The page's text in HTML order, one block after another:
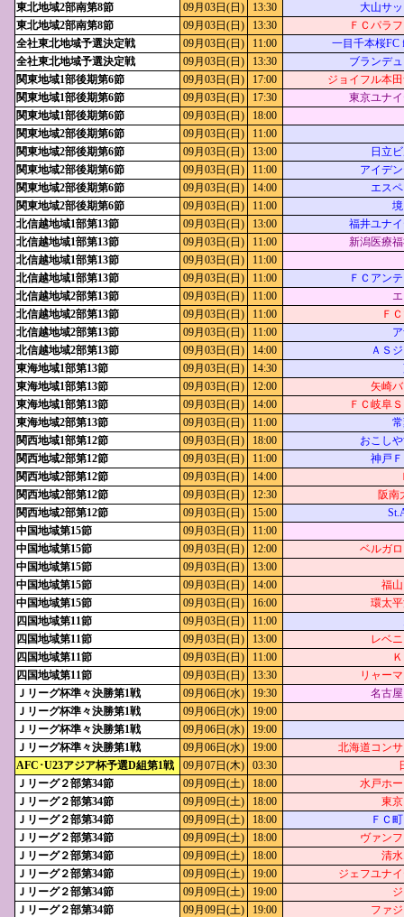
東北地域2部南第8節
09月03日(日) 13:30
大山サ
東北地域2部南第8節
09月03日(日) 13:30
ＦＣパラ
全社東北地域予選決定戦
09月03日(日) 11:00
一目千本桜FC
全社東北地域予選決定戦
09月03日(日) 13:30
ブランデ
関東地域1部後期第6節
09月03日(日) 17:00
ジョイフル本
関東地域1部後期第6節
09月03日(日) 17:30
東京ユナ
関東地域1部後期第6節
09月03日(日)
18:00
関東地域2部後期第6節
09月03日(日)
11:00
関東地域2部後期第6節
09月03日(日) 13:00
日立
関東地域2部後期第6節
09月03日(日) 11:00
アイデ
関東地域2部後期第6節
09月03日(日) 14:00
エス
関東地域2部後期第6節
09月03日(日) 11:00
北信越地域1部第13節
09月03日(日) 13:00
福井ユナ
北信越地域1部第13節
09月03日(日) 11:00
新潟医療
北信越地域1部第13節
09月03日(日)
11:00
北信越地域1部第13節
09月03日(日) 11:00
ＦＣアン
北信越地域2部第13節
09月03日(日) 11:00
北信越地域2部第13節
09月03日(日) 11:00
Ｆ
北信越地域2部第13節
09月03日(日) 11:00
北信越地域2部第13節
09月03日(日) 14:00
ＡＳ
東海地域1部第13節
09月03日(日) 14:30
東海地域1部第13節
09月03日(日) 12:00
矢崎
東海地域1部第13節
09月03日(日) 14:00
ＦＣ岐阜
東海地域2部第13節
09月03日(日) 11:00
関西地域1部第12節
09月03日(日) 18:00
おこし
関西地域2部第12節
09月03日(日) 11:00
神戸
関西地域2部第12節
09月03日(日) 14:00
関西地域2部第12節
09月03日(日) 12:30
阪南
関西地域2部第12節
09月03日(日) 15:00
中国地域第15節
09月03日(日) 11:00
中国地域第15節
09月03日(日) 12:00
ベルガ
中国地域第15節
09月03日(日) 13:00
中国地域第15節
09月03日(日) 14:00
福
中国地域第15節
09月03日(日) 16:00
環太
四国地域第11節
09月03日(日) 11:00
四国地域第11節
09月03日(日) 13:00
レベ
四国地域第11節
09月03日(日) 11:00
四国地域第11節
09月03日(日) 13:30
リャー
Ｊリーグ杯準々決勝第1戦
09月06日(水) 19:30
名古
Ｊリーグ杯準々決勝第1戦
09月06日(水)
19:00
Ｊリーグ杯準々決勝第1戦
09月06日(水) 19:00
Ｊリーグ杯準々決勝第1戦
09月06日(水) 19:00
北海道コン
AFC･U23アジア杯予選D組第1戦
09月07日(木) 03:30
Ｊリーグ２部第34節
09月09日(土) 18:00
水戸ホ
Ｊリーグ２部第34節
09月09日(土) 18:00
東
Ｊリーグ２部第34節
09月09日(土) 18:00
ＦＣ
Ｊリーグ２部第34節
09月09日(土) 18:00
ヴァン
Ｊリーグ２部第34節
09月09日(土) 18:00
清
Ｊリーグ２部第34節
09月09日(土) 19:00
ジェフユナ
Ｊリーグ２部第34節
09月09日(土) 19:00
Ｊリーグ２部第34節
09月09日(土) 19:00
ファ